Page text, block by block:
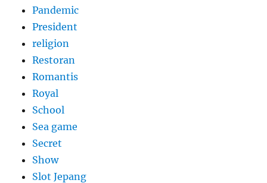
Pandemic
President
religion
Restoran
Romantis
Royal
School
Sea game
Secret
Show
Slot Jepang